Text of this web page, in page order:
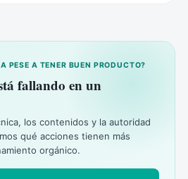
PESE A TENER BUEN PRODUCTO?
fallando en un
los contenidos y la autoridad
qué acciones tienen más
orgánico.